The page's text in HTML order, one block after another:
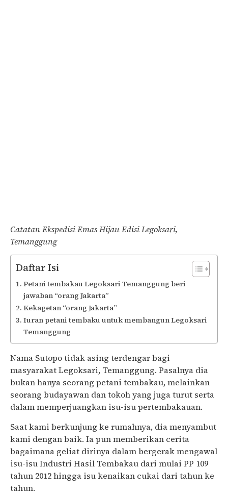
Catatan Ekspedisi Emas Hijau Edisi Legoksari,
Temanggung
Daftar Isi
Petani tembakau Legoksari Temanggung beri
jawaban “orang Jakarta”
Kekagetan “orang Jakarta”
Iuran petani tembaku untuk membangun Legoksari
Temanggung
Nama Sutopo tidak asing terdengar bagi
masyarakat Legoksari, Temanggung. Pasalnya dia
bukan hanya seorang petani tembakau, melainkan
seorang budayawan dan tokoh yang juga turut serta
dalam memperjuangkan isu-isu pertembakauan.
Saat kami berkunjung ke rumahnya, dia menyambut
kami dengan baik. Ia pun memberikan cerita
bagaimana geliat dirinya dalam bergerak mengawal
isu-isu Industri Hasil Tembakau dari mulai PP 109
tahun 2012 hingga isu kenaikan cukai dari tahun ke
tahun.